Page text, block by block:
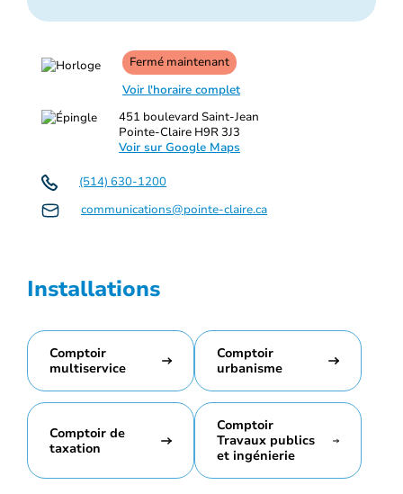
Fermé maintenant
Voir l'horaire complet
451 boulevard Saint-Jean
Pointe-Claire H9R 3J3
Voir sur Google Maps
(514) 630-1200
communications@pointe-claire.ca
Installations
Comptoir
multiservice
Comptoir
urbanisme
Comptoir de
taxation
Comptoir
Travaux publics
et ingénierie